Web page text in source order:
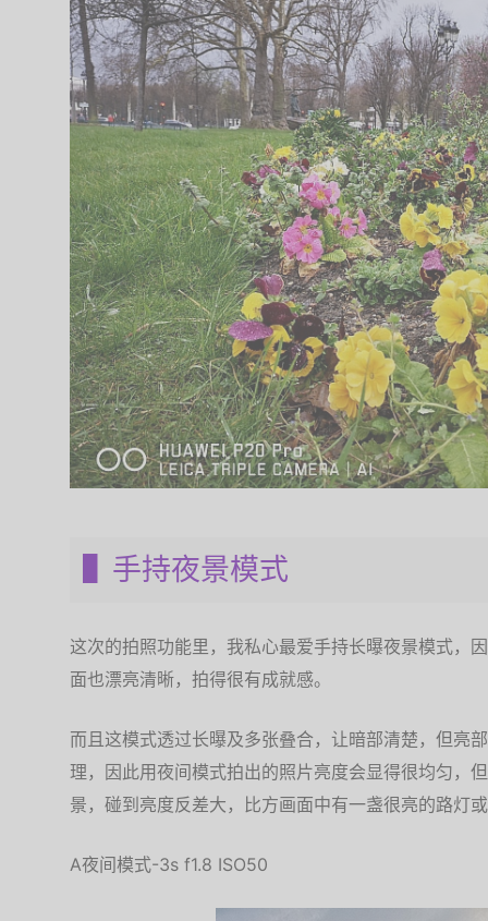
▌手持夜景模式
这次的拍照功能里，我私心最爱手持长曝夜景模式，
面也漂亮清晰，拍得很有成就感。
而且这模式透过长曝及多张叠合，让暗部清楚，但亮
理，因此用夜间模式拍出的照片亮度会显得很均匀，
景，碰到亮度反差大，比方画面中有一盏很亮的路灯
A夜间模式-3s f1.8 ISO50